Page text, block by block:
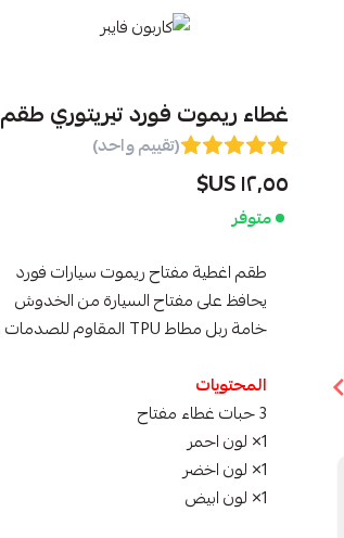
غطاء ريموت فورد تيريتوري طقم 3 الوان
(تقييم واحد)
١٢٫٥٥ US$
متوفر
طقم اغطية مفتاح ريموت سيارات فورد
يحافظ على مفتاح السيارة من الخدوش
خامة ربل مطاط TPU المقاوم للصدمات و المرن
المحتويات
3 حبات غطاء مفتاح
1× لون احمر
1× لون اخضر
1× لون ابيض